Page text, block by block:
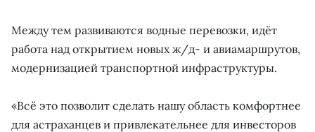
Между тем развиваются водные перевозки, идёт
работа над открытием новых ж/д- и авиамаршрутов,
модернизацией транспортной инфраструктуры.
«Всё это позволит сделать нашу область комфортнее
для астраханцев и привлекательнее для инвесторов